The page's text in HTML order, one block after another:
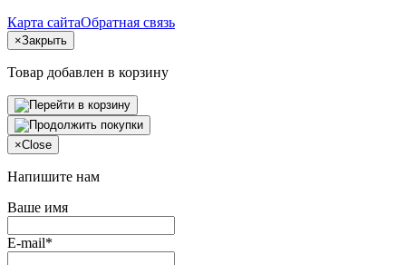
Карта сайтаОбратная связь
×Закрыть
Товар добавлен в корзину
×Close
Напишите нам
Ваше имя
E-mail*